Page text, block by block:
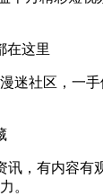
在这里
迷社区，一
讯，有内容有
。